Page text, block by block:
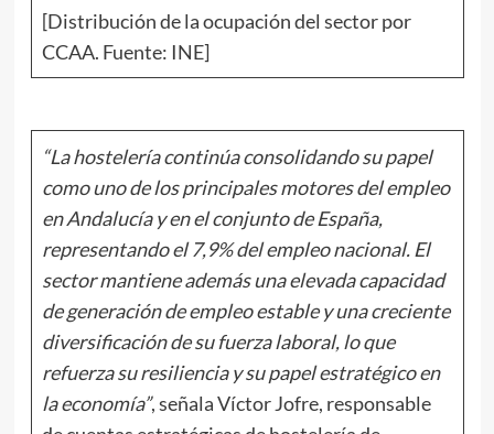
[Distribución de la ocupación del sector por
CCAA. Fuente: INE]
“La hostelería continúa consolidando su papel
como uno de los principales motores del empleo
en Andalucía y en el conjunto de España,
representando el 7,9% del empleo nacional. El
sector mantiene además una elevada capacidad
de generación de empleo estable y una creciente
diversificación de su fuerza laboral, lo que
refuerza su resiliencia y su papel estratégico en
la economía”, señala Víctor Jofre, responsable